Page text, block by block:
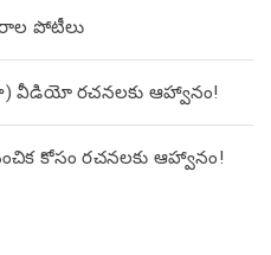
పోటీలు
వీడియో రచనలకు ఆహ్వానం!
కోసం రచనలకు ఆహ్వానం!